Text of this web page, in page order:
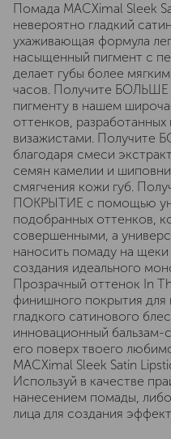
Помада MACXimal Sleek
невероятно гладкий
ухаживающая формула
насыщенный пигмент с
делает губы более
часов. Получите БОЛЬШЕ
пигменту в нашем
оттенков,
визажистами.
благодаря смеси
семян камелии и
смягчения кожи губ.
ПОКРЫТИЕ с помощью
подобранных оттенков,
совершенными, а
наносить помаду на щеки
создания идеального
Прозрачный оттенок In
финишного покрытия
гладкого сатинового
инновационный бальзам-
его поверх твоего
MACXimal Sleek Satin
Используй в качестве
нанесением помады,
лица для создания